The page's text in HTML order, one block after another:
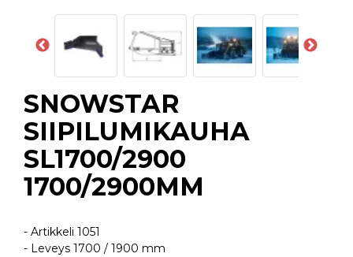
SNOWSTAR
SIIPILUMIKAUHA
SL1700/2900
1700/2900MM
- Artikkeli 1051
- Leveys 1700 / 1900 mm